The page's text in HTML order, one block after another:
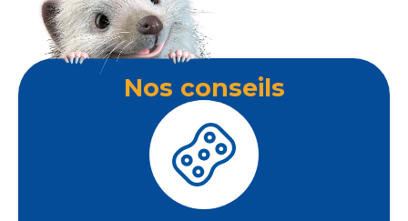
Nos conseils